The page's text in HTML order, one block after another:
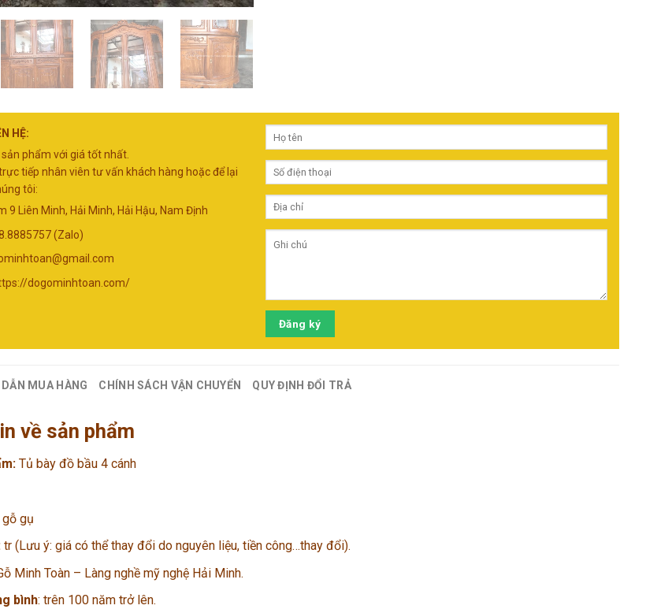
HỆ:
phẩm với giá tốt nhất.
tiếp nhân viên tư vấn khách hàng hoặc để lại
tôi:
9 Liên Minh, Hải Minh, Hải Hậu, Nam Định
(Zalo)
dogominhtoan.com/
Đăng ký
DẪN MUA HÀNG CHÍNH SÁCH VẬN CHUYỂN QUY ĐỊNH ĐỔI TRẢ
về sản phẩm
Tủ bày đồ bầu 4 cánh
gỗ gụ
tr (Lưu ý: giá có thể thay đổi do nguyên liệu, tiền công…thay đổi).
Minh Toàn – Làng nghề mỹ nghệ Hải Minh.
bình: trên 100 năm trở lên.